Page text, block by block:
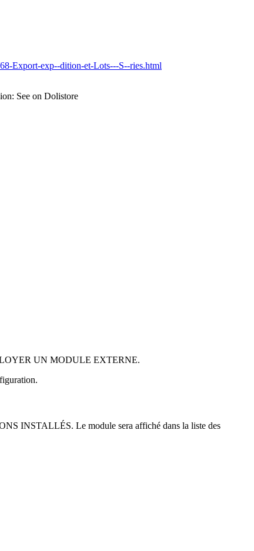
Export-exp--dition-et-Lots---S--ries.html
See on Dolistore
UN MODULE EXTERNE.
INSTALLÉS. Le module sera affiché dans la liste des